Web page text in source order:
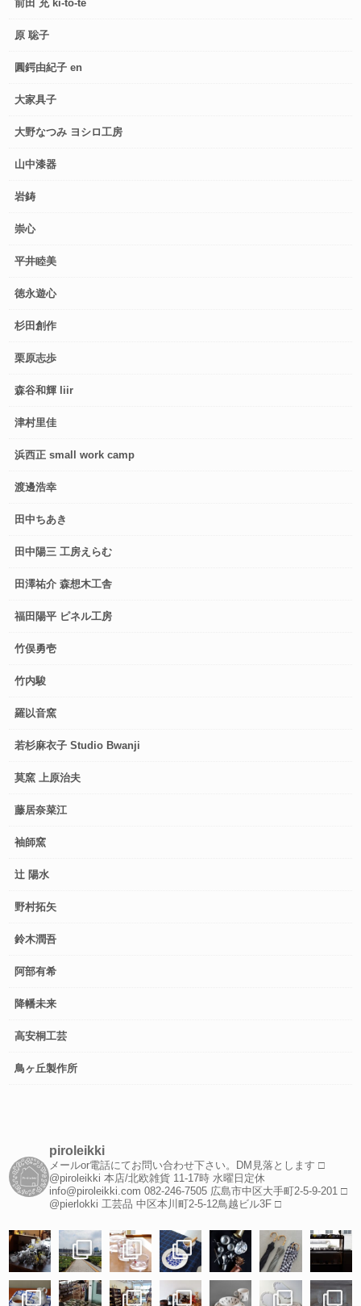
前田 充 ki-to-te
原 聡子
圓鍔由紀子 en
大家具子
大野なつみ ヨシロ工房
山中漆器
岩鋳
崇心
平井睦美
徳永遊心
杉田創作
栗原志歩
森谷和輝 liir
津村里佳
浜西正 small work camp
渡邊浩幸
田中ちあき
田中陽三 工房えらむ
田澤祐介 森想木工舎
福田陽平 ピネル工房
竹俣勇壱
竹内駿
羅以音窯
若杉麻衣子 Studio Bwanji
莫窯 上原治夫
藤居奈菜江
袖師窯
辻 陽水
野村拓矢
鈴木潤吾
阿部有希
降幡未来
高安桐工芸
鳥ヶ丘製作所
piroleikki
メールor電話にてお問い合わせ下さい。DM見落とします □
@piroleikki 本店/北欧雑貨 11-17時 水曜日定休
info@piroleikki.com 082-246-7505 広島市中区大手町2-5-9-201 □
@pierlokki 工芸品 中区本川町2-5-12鳥越ビル3F □